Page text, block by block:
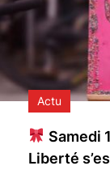
Actu
Samedi
Liberté